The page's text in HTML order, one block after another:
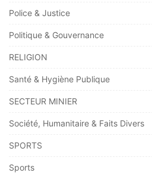
Police & Justice
Politique & Gouvernance
RELIGION
Santé & Hygiène Publique
SECTEUR MINIER
Société, Humanitaire & Faits Divers
SPORTS
Sports